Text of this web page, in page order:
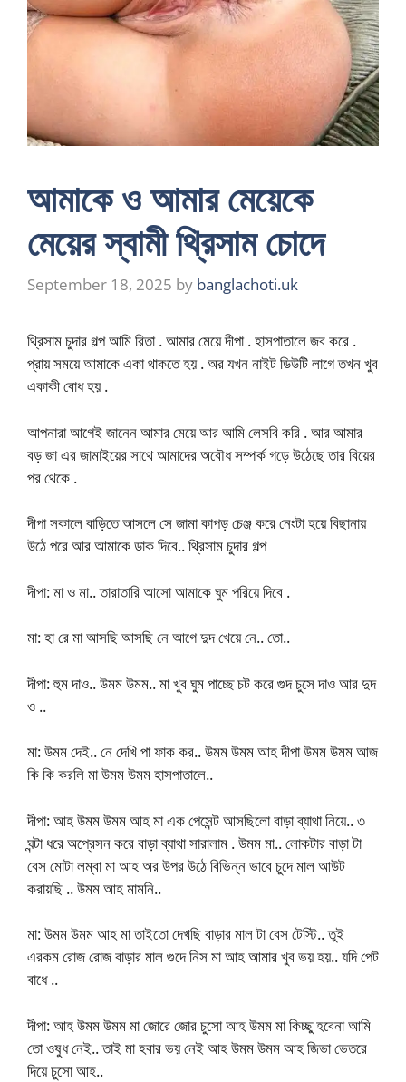
আমাকে ও আমার মেয়েকে
মেয়ের স্বামী থ্রিসাম চোদে
September 18, 2025 by banglachoti.uk
থ্রিসাম চুদার গল্প আমি রিতা . আমার মেয়ে দীপা . হাসপাতালে জব করে .
প্রায় সময়ে আমাকে একা থাকতে হয় . অর যখন নাইট ডিউটি লাগে তখন খুব
একাকী বোধ হয় .
আপনারা আগেই জানেন আমার মেয়ে আর আমি লেসবি করি . আর আমার
বড় জা এর জামাইয়ের সাথে আমাদের অবৌধ সম্পর্ক গড়ে উঠেছে তার বিয়ের
পর থেকে .
দীপা সকালে বাড়িতে আসলে সে জামা কাপড় চেঞ্জ করে নেংটা হয়ে বিছানায়
উঠে পরে আর আমাকে ডাক দিবে.. থ্রিসাম চুদার গল্প
দীপা: মা ও মা.. তারাতারি আসো আমাকে ঘুম পরিয়ে দিবে .
মা: হা রে মা আসছি আসছি নে আগে দুদ খেয়ে নে.. তো..
দীপা: হুম দাও.. উমম উমম.. মা খুব ঘুম পাচ্ছে চট করে গুদ চুসে দাও আর দুদ
ও ..
মা: উমম দেই.. নে দেখি পা ফাক কর.. উমম উমম আহ দীপা উমম উমম আজ
কি কি করলি মা উমম উমম হাসপাতালে..
দীপা: আহ উমম উমম আহ মা এক পেসেন্ট আসছিলো বাড়া ব্যাথা নিয়ে.. ৩
ঘন্টা ধরে অপ্রেসন করে বাড়া ব্যাথা সারালাম . উমম মা.. লোকটার বাড়া টা
বেস মোটা লম্বা মা আহ অর উপর উঠে বিভিন্ন ভাবে চুদে মাল আউট
করায়ছি .. উমম আহ মামনি..
মা: উমম উমম আহ মা তাইতো দেখছি বাড়ার মাল টা বেস টেস্টি.. তুই
এরকম রোজ রোজ বাড়ার মাল গুদে নিস মা আহ আমার খুব ভয় হয়.. যদি পেট
বাধে ..
দীপা: আহ উমম উমম মা জোরে জোর চুসো আহ উমম মা কিচ্ছু হবেনা আমি
তো ওষুধ নেই.. তাই মা হবার ভয় নেই আহ উমম উমম আহ জিভা ভেতরে
দিয়ে চুসো আহ..